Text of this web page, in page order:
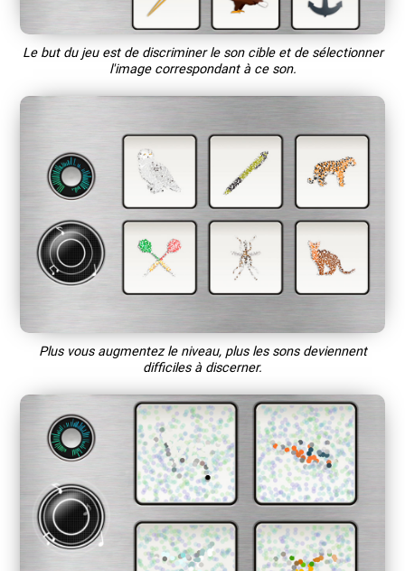
Le but du jeu est de discriminer le son cible et de sélectionner
l'image correspondant à ce son.
Plus vous augmentez le niveau, plus les sons deviennent
difficiles à discerner.